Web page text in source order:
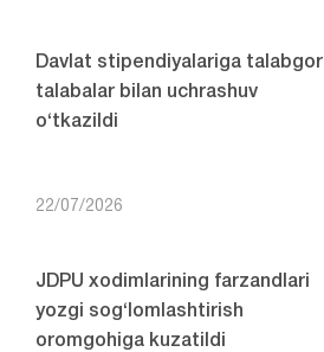
Davlat stipendiyalariga talabgor
talabalar bilan uchrashuv
o‘tkazildi
22/07/2026
JDPU xodimlarining farzandlari
yozgi sog‘lomlashtirish
oromgohiga kuzatildi